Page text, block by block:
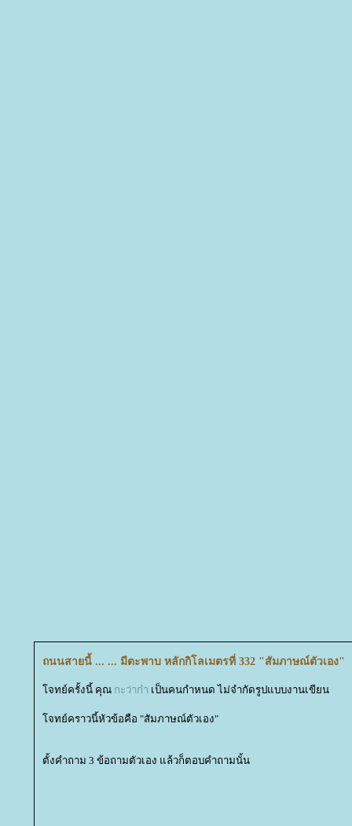
ถนนสายนี้ ... ... มีตะพาบ หลักกิโลเมตรที่ 332 "สัมภาษณ์ตัวเอง"
จทย์ครั้งนี้ คุณ กะว่าก๋า เป็นคนกำหนด ไม่จำกัดรูปแบบงานเขียน
จทย์คราวนี้หัวข้อคือ "สัมภาษณ์ตัวเอง"
ตั้งคำถาม 3 ข้อถามตัวเอง แล้วก็ตอบคำถามนั้น